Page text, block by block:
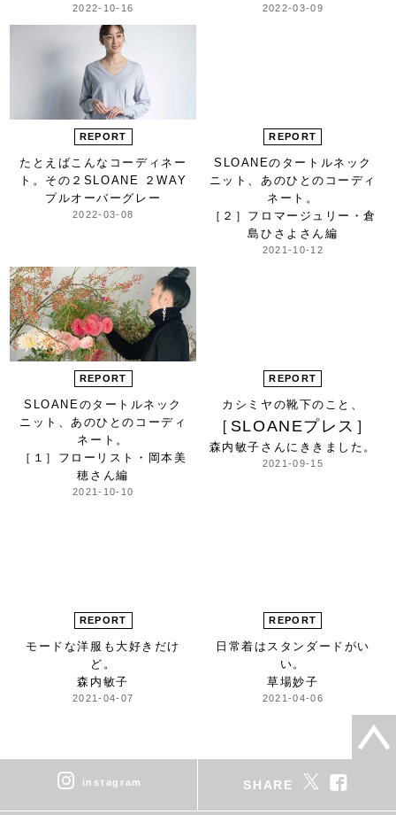
2022-10-16 2022-03-09
REPORT
たとえばこんな コーディネー
ト。その２ SLOANE ２WAY
プルオーバー グレー
2022-03-08
REPORT
SLOANEのタートルネック
ニット、 あのひとのコーディ
ネート。
［２］フロマージュリー・倉
島ひさよさん編
2021-10-12
REPORT
SLOANEのタートルネック
ニット、あのひとのコーディ
ネート。
［１］フローリスト・岡本美
穂さん編
2021-10-10
REPORT
カシミヤの靴下のこと、
［SLOANEプレス］
森内敏子さんにききました。
2021-09-15
REPORT
モードな洋服も大好きだけ
ど。
森内敏子
2021-04-07
REPORT
日常着はスタンダードがい
い。
草場妙子
2021-04-06
instagram SHARE